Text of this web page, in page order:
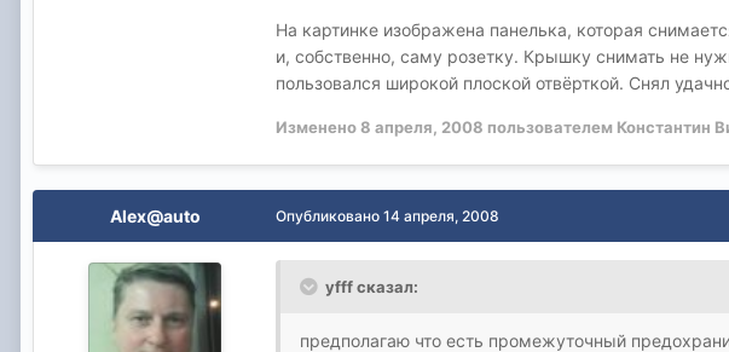
На картинке изображена панелька, которая
и, собственно, саму розетку. Крышку снимать не
пользовался широкой плоской отвёрткой. Снял
Изменено8 апреля, 2008 пользователем Константин
Alex@auto Опубликовано 14 апреля, 2008
yfff сказал:
предполагаю что есть промежуточный